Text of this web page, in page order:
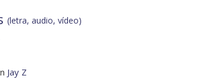
(letra, audio, vídeo)
Jay Z